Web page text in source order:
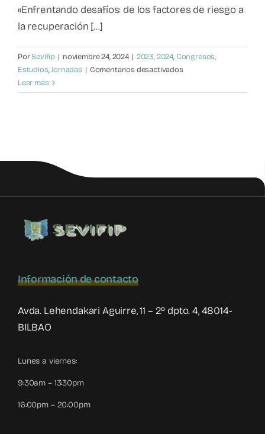
«Enfrentando desafíos: de los factores de riesgo a
la recuperación [...]
PorSevifip | noviembre 24, 2024 | 2023,2024, Congresos,
Estudios,Jornadas | Comentarios desactivadosen
Congreso
Leer más
Información de contacto
Avda. Lehendakari Aguirre, 11 – 2º dpto. 4, 48014-
BILBAO
Lunes a viernes:
9:30am – 13:30pm
16:00pm – 20:00pm